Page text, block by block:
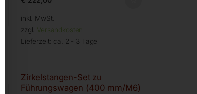
inkl. MwSt.
zzgl. Versandkosten
Lieferzeit: ca. 2 - 3 Tage
Zirkelstangen-Set zu
Führungswagen (400 mm/M6)